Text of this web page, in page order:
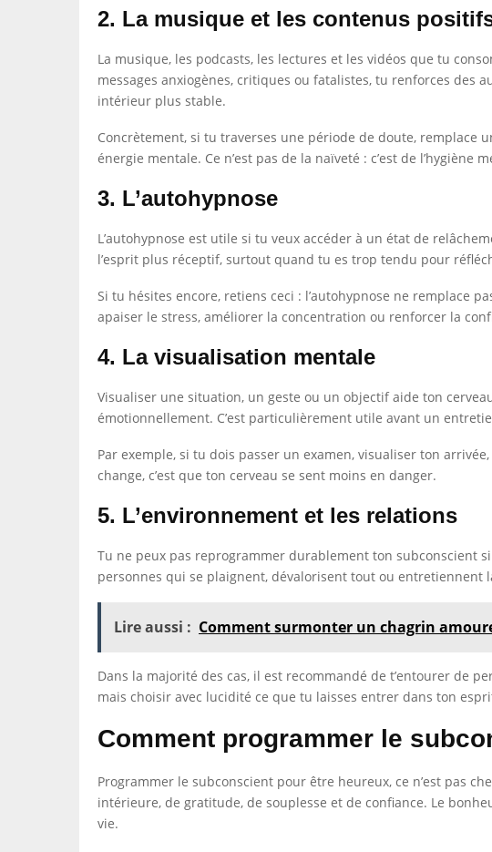
2. La musique et les contenus
La musique, les podcasts, les lectures et les vidéos que tu
messages anxiogènes, critiques ou fatalistes, tu renforces des
intérieur plus stable.
Concrètement, si tu traverses une période de doute, remplace
énergie mentale. Ce n’est pas de la naïveté : c’est de l’hygiène
3. L’autohypnose
L’autohypnose est utile si tu veux accéder à un état de
l’esprit plus réceptif, surtout quand tu es trop tendu pour
Si tu hésites encore, retiens ceci : l’autohypnose ne remplace
apaiser le stress, améliorer la concentration ou renforcer la
4. La visualisation mentale
Visualiser une situation, un geste ou un objectif aide ton
émotionnellement. C’est particulièrement utile avant un
Par exemple, si tu dois passer un examen, visualiser ton
change, c’est que ton cerveau se sent moins en danger.
5. L’environnement et les relations
Tu ne peux pas reprogrammer durablement ton subconscient
personnes qui se plaignent, dévalorisent tout ou entretiennent
Lire aussi : Comment surmonter un chagrin
Dans la majorité des cas, il est recommandé de t’entourer de
mais choisir avec lucidité ce que tu laisses entrer dans ton
Comment programmer le
Programmer le subconscient pour être heureux, ce n’est pas
intérieure, de gratitude, de souplesse et de confiance. Le
vie.